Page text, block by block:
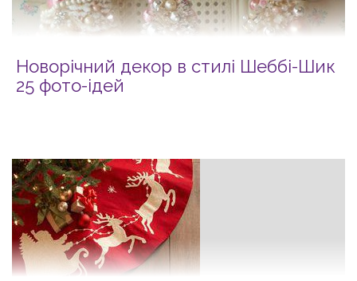
Новорічний декор в стилі Шеббі-Шик
25 фото-ідей